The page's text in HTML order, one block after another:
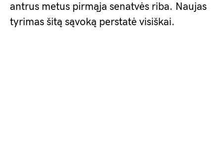
antrus metus pirmąja senatvės riba. Naujas
tyrimas šitą sąvoką perstatė visiškai.